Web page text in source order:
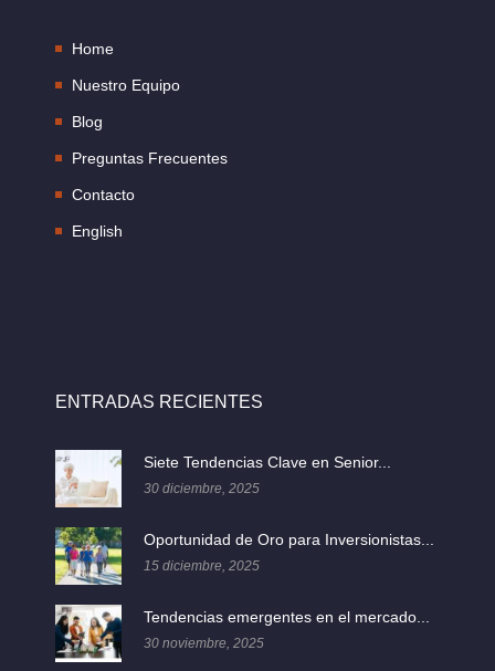
Home
Nuestro Equipo
Blog
Preguntas Frecuentes
Contacto
English
ENTRADAS RECIENTES
Siete Tendencias Clave en Senior...
30 diciembre, 2025
Oportunidad de Oro para Inversionistas...
15 diciembre, 2025
Tendencias emergentes en el mercado...
30 noviembre, 2025